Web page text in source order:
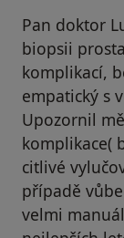
Pan doktor
biopsii
komplikací,
empatický s
Upozornil
komplikace(
citlivé
případě
velmi